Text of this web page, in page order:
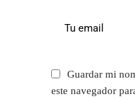
Guardar mi
este navegador